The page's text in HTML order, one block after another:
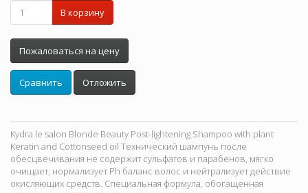
В корзину
Пожаловаться на цену
Сравнить Отложить
Kydra le salon Blonde Beauty Post-lightening Shampoo with plant
Keratin and Cottonseed oil Технический шампунь после
обесцвечивания не содержит сульфатов и парабенов, мягко
очищает, нормализует Ph баланс волос и нейтрализует действие
окисляющих средств. Специальная формула, обогащенная